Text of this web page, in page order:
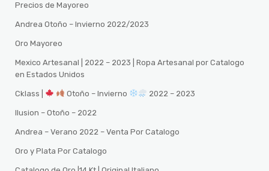
Precios de Mayoreo
Andrea Otoño – Invierno 2022/2023
Oro Mayoreo
Mexico Artesanal | 2022 – 2023 | Ropa Artesanal por Catalogo
en Estados Unidos
Cklass | Otoño – Invierno 2022 – 2023
Ilusion – Otoño – 2022
Andrea – Verano 2022 – Venta Por Catalogo
Oro y Plata Por Catalogo